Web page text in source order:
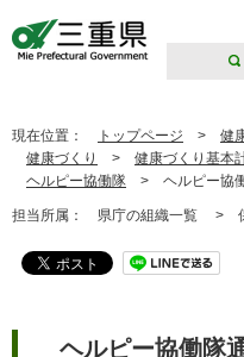
現在位置： トップページ > 健
健康づくり
> 健康づくり基本
ヘルピー協働隊 > ヘルピー協
担当所属： 県庁の組織一覧 >
ヘルピー協働隊